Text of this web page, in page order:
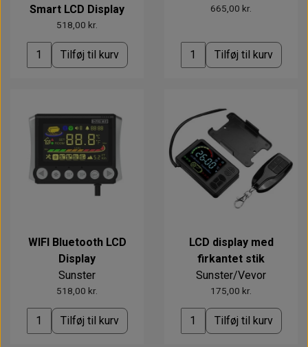
Smart LCD Display
518,00 kr.
Tilføj til kurv
665,00 kr.
Tilføj til kurv
WIFI Bluetooth LCD
Display
Sunster
518,00 kr.
Tilføj til kurv
LCD display med
firkantet stik
Sunster/Vevor
175,00 kr.
Tilføj til kurv